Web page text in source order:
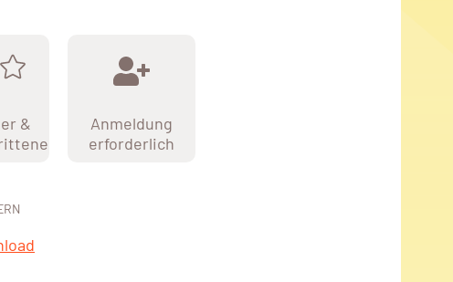
&
Anmeldung
erforderlich